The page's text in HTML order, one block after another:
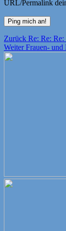
URL/Permalink
Zurück Vorheriger
Beitrag:
Re: Re:
Weiter Nächster
Frauen- und